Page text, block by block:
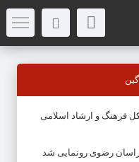
فرهنگ و ارشاد اسلامی
رضوی رونمایی شد